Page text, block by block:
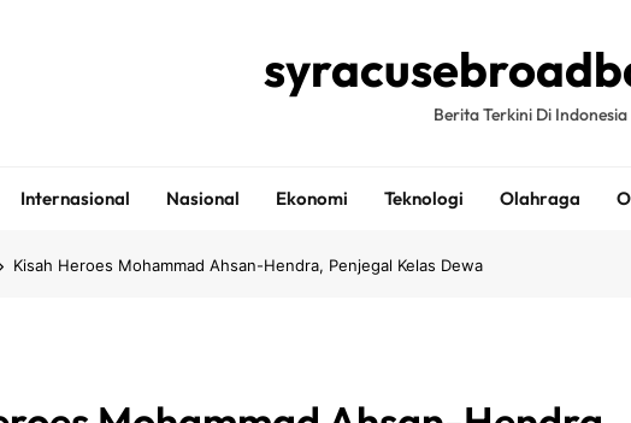
Berita Terkini Di Indonesia
Internasional Nasional Ekonomi Teknologi Olahraga
Kisah Heroes Mohammad Ahsan-Hendra, Penjegal Kelas Dewa